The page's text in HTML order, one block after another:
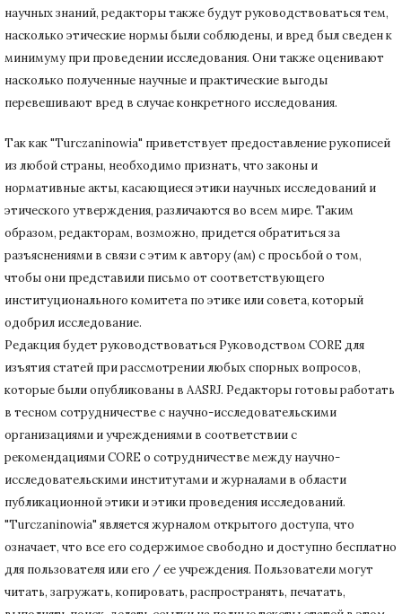
научных знаний, редакторы также будут руководствоваться тем,
насколько этические нормы были соблюдены, и вред был сведен к
минимуму при проведении исследования. Они также оценивают
насколько полученные научные и практические выгоды
перевешивают вред в случае конкретного исследования.
Так как "Turczaninowia" приветствует предоставление рукописей
из любой страны, необходимо признать, что законы и
нормативные акты, касающиеся этики научных исследований и
этического утверждения, различаются во всем мире. Таким
образом, редакторам, возможно, придется обратиться за
разъяснениями в связи с этим к автору (ам) с просьбой о том,
чтобы они представили письмо от соответствующего
институционального комитета по этике или совета, который
одобрил исследование.
Редакция будет руководствоваться Руководством CORE для
изъятия статей при рассмотрении любых спорных вопросов,
которые были опубликованы в AASRJ. Редакторы готовыработать
в тесном сотрудничестве с научно-исследовательскими
организациями и учреждениями в соответствии с
рекомендациями CORE о сотрудничестве между научно-
исследовательскими институтами и журналами в области
публикационной этики и этики проведения исследований.
"Turczaninowia" является журналом открытого доступа, что
означает, что все его содержимое свободно и доступно бесплатно
для пользователя или его / ее учреждения. Пользователи могут
читать, загружать, копировать, распространять, печатать,